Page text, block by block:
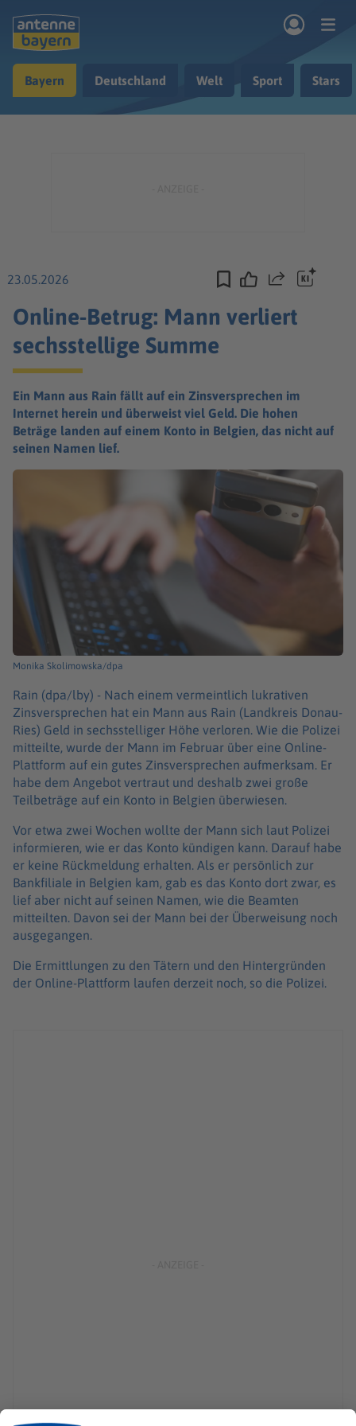
Musik & Radio
Bayern Deutschland Welt Sport Stars
23.05.2026 Teilen
Online-Betrug: Mann verliert
sechsstellige Summe
Ein Mann aus Rain fällt auf ein Zinsversprechen im
Internet herein und überweist viel Geld. Die hohen
Beträge landen auf einem Konto in Belgien, das nicht auf
seinen Namen lief.
Monika Skolimowska/dpa
Rain (dpa/lby) - Nach einem vermeintlich lukrativen
Zinsversprechen hat ein Mann aus Rain (Landkreis Donau-
Ries) Geld in sechsstelliger Höhe verloren. Wie die Polizei
mitteilte, wurde der Mann im Februar über eine Online-
Plattform auf ein gutes Zinsversprechen aufmerksam. Er
habe dem Angebot vertraut und deshalb zwei große
Teilbeträge auf ein Konto in Belgien überwiesen.
Vor etwa zwei Wochen wollte der Mann sich laut Polizei
informieren, wie er das Konto kündigen kann. Darauf habe
er keine Rückmeldung erhalten. Als er persönlich zur
Bankfiliale in Belgien kam, gab es das Konto dort zwar, es
lief aber nicht auf seinen Namen, wie die Beamten
mitteilten. Davon sei der Mann bei der Überweisung noch
ausgegangen.
Die Ermittlungen zu den Tätern und den Hintergründen
der Online-Plattform laufen derzeit noch, so die Polizei.